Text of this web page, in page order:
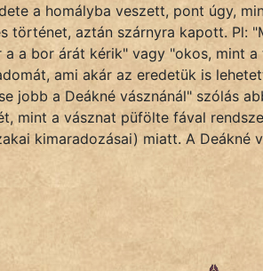
a homályba veszett, pont úgy,
történet, aztán szárnyra kapott. Pl:
a a bor árát kérik" vagy "okos, mint
ami akár az eredetük is
jobb a Deákné vásznánál" szólás
mint a vásznat püfölte fával
kimaradozásai) miatt. A Deákné